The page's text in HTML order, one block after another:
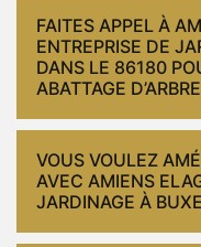
FAITES APPEL À
ENTREPRISE DE
DANS LE 86180
ABATTAGE D’ARBRE
VOUS VOULEZ
AVEC AMIENS
JARDINAGE À